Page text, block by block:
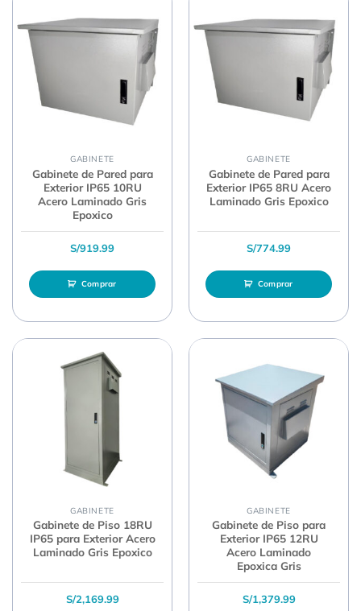
GABINETE
Gabinete de Pared para
Exterior IP65 10RU
Acero Laminado Gris
Epoxico
S/919.99
Comprar
GABINETE
Gabinete de Pared para
Exterior IP65 8RU Acero
Laminado Gris Epoxico
S/774.99
Comprar
GABINETE
Gabinete de Piso 18RU
IP65 para Exterior Acero
Laminado Gris Epoxico
S/2,169.99
GABINETE
Gabinete de Piso para
Exterior IP65 12RU
Acero Laminado
Epoxica Gris
S/1,379.99